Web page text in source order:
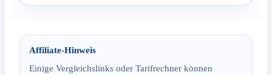
Affiliate-Hinweis
Einige Vergleichslinks oder Tarifrechner können